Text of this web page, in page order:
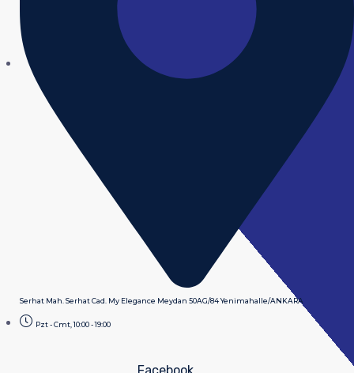
Serhat Mah. Serhat Cad. My Elegance Meydan 50AG/84 Yenimahalle/ANKARA
Pzt - Cmt, 10:00 - 19:00